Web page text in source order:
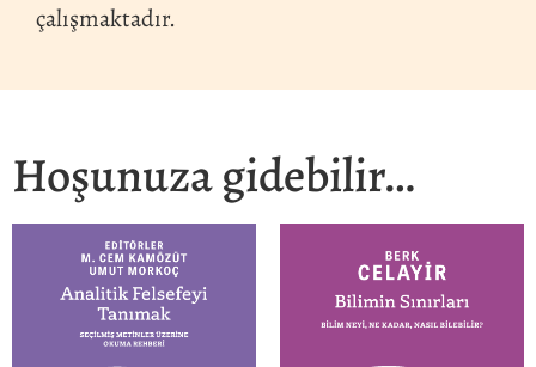
çalışmaktadır.
Hoşunuza gidebilir…